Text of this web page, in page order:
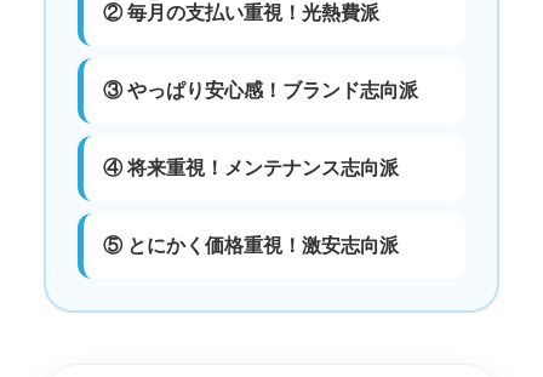
② 毎月の支払い重視！光熱費派
③ やっぱり安心感！ブランド志向派
④ 将来重視！メンテナンス志向派
⑤ とにかく価格重視！激安志向派